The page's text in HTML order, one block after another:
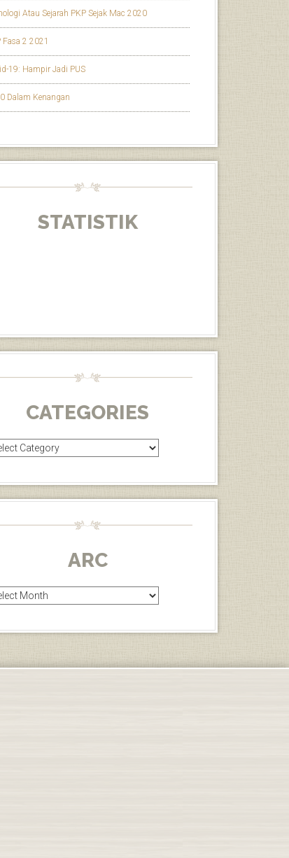
Atau Sejarah PKP Sejak Mac 2020
Fasa 2 2021
19: Hampir Jadi PUS
Dalam Kenangan
STATISTIK
CATEGORIES
ARC